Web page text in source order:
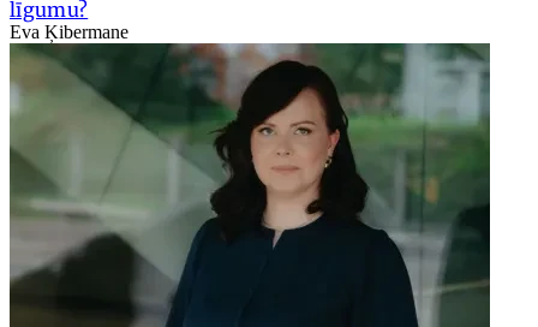
līgumu?
Eva Ķibermane